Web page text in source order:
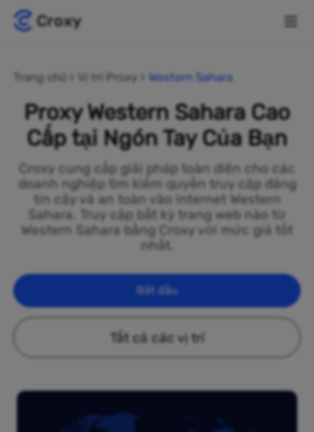
Trang chủ Vị trí Proxy Western Sahara
Proxy Western Sahara Cao
Cấp tại Ngón Tay Của Bạn
Croxy cung cấp giải pháp toàn diện cho các
doanh nghiệp tìm kiếm quyền truy cập đáng
tin cậy và an toàn vào internet Western
Sahara. Truy cập bất kỳ trang web nào từ
Western Sahara bằng Croxy với mức giá tốt
nhất.
Bắt đầu
Tất cả các vị trí